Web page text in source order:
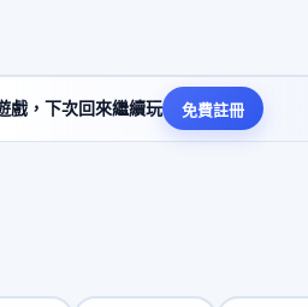
戲，下次回來繼續玩 免費註冊